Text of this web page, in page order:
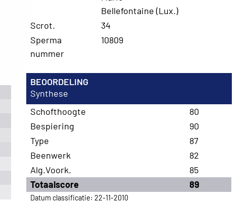
Bellefontaine (Lux.)
Scrot.
34
Sperma
nummer
10809
BEOORDELING
Synthese
Schofthoogte
80
Bespiering
90
Type
87
Beenwerk
82
Alg.Voork.
85
Totaalscore
89
Datum classificatie: 22-11-2010